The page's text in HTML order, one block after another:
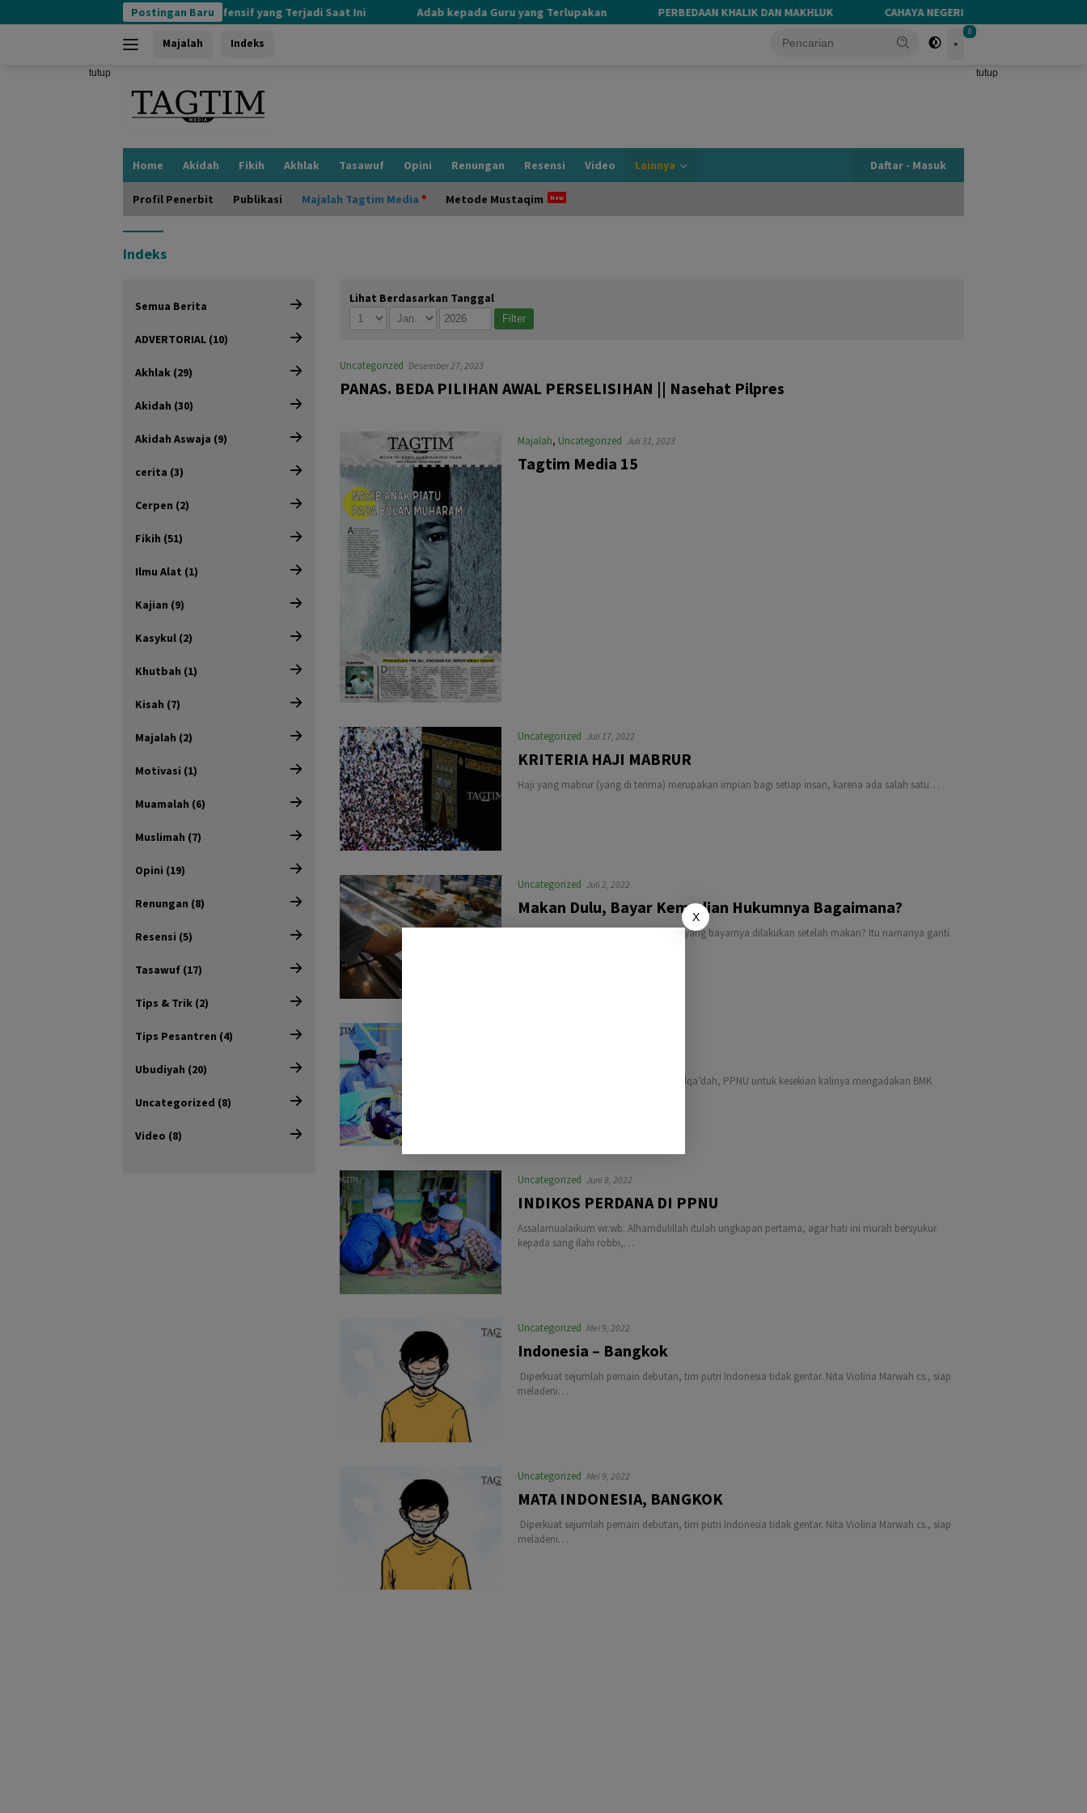
ke
Postingan Baru
Kognisi Defensif yang Terjadi Saat Ini Adab kepada Guru yang Terlupakan PERBEDAAN KHALIK DAN MAKHLUK CAHAYA NEGERI YANG MEREDUP
Majalah Indeks
0
tutup tutup
Home Akidah Fikih Akhlak Tasawuf Opini Renungan Resensi Video Lainnya Daftar - Masuk
Profil Penerbit Publikasi Majalah Tagtim Media Metode Mustaqim
Indeks
Semua Berita
ADVERTORIAL (10)
Akhlak (29)
Akidah (30)
Akidah Aswaja (9)
cerita (3)
Cerpen (2)
Fikih (51)
Ilmu Alat (1)
Kajian (9)
Kasykul (2)
Khutbah (1)
Kisah (7)
Majalah (2)
Motivasi (1)
Muamalah (6)
Muslimah (7)
Opini (19)
Renungan (8)
Resensi (5)
Tasawuf (17)
Tips & Trik (2)
Tips Pesantren (4)
Ubudiyah (20)
Uncategorized (8)
Video (8)
Lihat Berdasarkan Tanggal
Uncategorized Desember 27, 2023
PANAS. BEDA PILIHAN AWAL PERSELISIHAN || Nasehat Pilpres
Majalah, Uncategorized Juli 31, 2023
Tagtim Media 15
Uncategorized Juli 17, 2022
KRITERIA HAJI MABRUR
Haji yang mabrur (yang di terima) merupakan impian bagi setiap insan, karena ada salah satu…
Uncategorized Juli 2, 2022
Makan Dulu, Bayar Kemudian Hukumnya Bagaimana?
Bagaimana status membeli makanan yang bayarnya dilakukan setelah makan? Itu namanya ganti
Tepatnya Malam jum’at tanggal 3 Dzulqa’dah, PPNU untuk kesekian kalinya mengadakan BMK
Uncategorized Juni 8, 2022
INDIKOS PERDANA DI PPNU
Assalamualaikum wr.wb. Alhamdulillah itulah ungkapan pertama, agar hati ini murah bersyukur
kepada sang ilahi robbi,…
Uncategorized Mei 9, 2022
Indonesia – Bangkok
Diperkuat sejumlah pemain debutan, tim putri Indonesia tidak gentar. Nita Violina Marwah cs., siap
meladeni…
Uncategorized Mei 9, 2022
MATA INDONESIA, BANGKOK
Diperkuat sejumlah pemain debutan, tim putri Indonesia tidak gentar. Nita Violina Marwah cs., siap
meladeni…
X